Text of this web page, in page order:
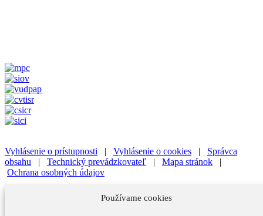
Používame cookies
Vyhlásenie o prístupnosti | Vyhlásenie o cookies | Správca
obsahu | Technický prevádzkovateľ | Mapa stránok |
Ochrana osobných údajov
Vyhlásenie o cookies